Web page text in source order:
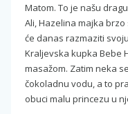
Matom. To je našu
Ali, Hazelina majka
će danas razmaziti
Kraljevska kupka Bebe
masažom. Zatim neka
čokoladnu vodu, a to
obuci malu princezu u